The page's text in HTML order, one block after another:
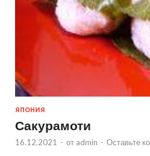
ЯПОНИЯ
Сакурамоти
16.12.2021 - от admin - Оставьте